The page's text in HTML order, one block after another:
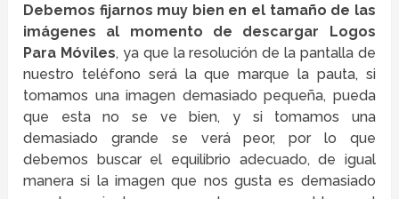
Debemos fijarnos muy bien en el tamaño de las
imágenes al momento de descargar Logos
Para Móviles, ya que la resolución de la pantalla de
nuestro teléfono será la que marque la pauta, si
tomamos una imagen demasiado pequeña, pueda
que esta no se ve bien, y si tomamos una
demasiado grande se verá peor, por lo que
debemos buscar el equilibrio adecuado, de igual
manera si la imagen que nos gusta es demasiado